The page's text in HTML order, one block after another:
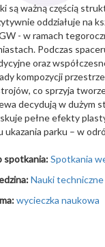
są ważną częścią
oddziałuje na
- w ramach
Podczas
oraz
kompozycji
co sprzyja
decydują w dużym
pełne efekty
ukazania parku – w
spotkania:Spotkania
Nauki techniczne
wycieczka naukowa